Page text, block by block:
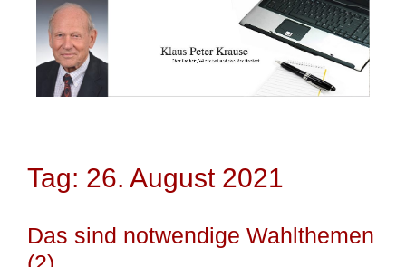
Tag: 26. August 2021
Das sind notwendige Wahlthemen